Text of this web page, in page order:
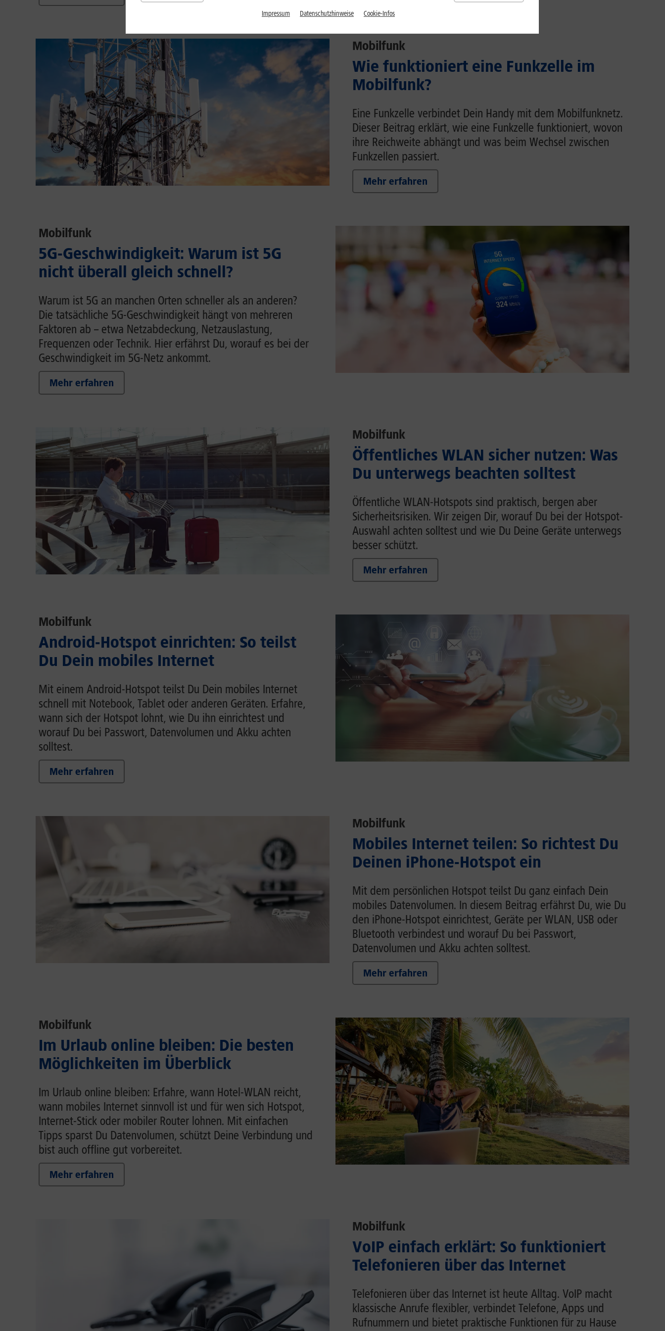
Mobilfunk
Wie funktioniert eine Funkzelle im
Mobilfunk?
Eine Funkzelle verbindet Dein Handy mit dem Mobilfunknetz.
Dieser Beitrag erklärt, wie eine Funkzelle funktioniert, wovon
ihre Reichweite abhängt und was beim Wechsel zwischen
Funkzellen passiert.
Mehr erfahren
Mobilfunk
5G-Geschwindigkeit: Warum ist 5G
nicht überall gleich schnell?
Warum ist 5G an manchen Orten schneller als an anderen?
Die tatsächliche 5G-Geschwindigkeit hängt von mehreren
Faktoren ab – etwa Netzabdeckung, Netzauslastung,
Frequenzen oder Technik. Hier erfährst Du, worauf es bei der
Geschwindigkeit im 5G-Netz ankommt.
Mehr erfahren
Mobilfunk
Öffentliches WLAN sicher nutzen: Was
Du unterwegs beachten solltest
Öffentliche WLAN-Hotspots sind praktisch, bergen aber
Sicherheitsrisiken. Wir zeigen Dir, worauf Du bei der Hotspot-
Auswahl achten solltest und wie Du Deine Geräte unterwegs
besser schützt.
Mehr erfahren
Mobilfunk
Android-Hotspot einrichten: So teilst
Du Dein mobiles Internet
Mit einem Android-Hotspot teilst Du Dein mobiles Internet
schnell mit Notebook, Tablet oder anderen Geräten. Erfahre,
wann sich der Hotspot lohnt, wie Du ihn einrichtest und
worauf Du bei Passwort, Datenvolumen und Akku achten
solltest.
Mehr erfahren
Mobilfunk
Mobiles Internet teilen: So richtest Du
Deinen iPhone-Hotspot ein
Mit dem persönlichen Hotspot teilst Du ganz einfach Dein
mobiles Datenvolumen. In diesem Beitrag erfährst Du, wie Du
den iPhone-Hotspot einrichtest, Geräte per WLAN, USB oder
Bluetooth verbindest und worauf Du bei Passwort,
Datenvolumen und Akku achten solltest.
Mehr erfahren
Mobilfunk
Im Urlaub online bleiben: Die besten
Möglichkeiten im Überblick
Im Urlaub online bleiben: Erfahre, wann Hotel-WLAN reicht,
wann mobiles Internet sinnvoll ist und für wen sich Hotspot,
Internet-Stick oder mobiler Router lohnen. Mit einfachen
Tipps sparst Du Datenvolumen, schützt Deine Verbindung und
bist auch offline gut vorbereitet.
Mehr erfahren
Mobilfunk
VoIP einfach erklärt: So funktioniert
Telefonieren über das Internet
Telefonieren über das Internet ist heute Alltag. VoIP macht
klassische Anrufe flexibler, verbindet Telefone, Apps und
Rufnummern und bietet praktische Funktionen für zu Hause
Impressum Datenschutzhinweise Cookie-Infos